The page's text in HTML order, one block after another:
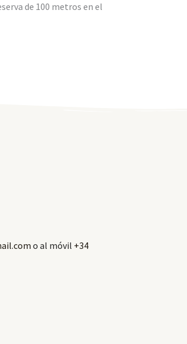
de 100 metros en el
o al móvil +34